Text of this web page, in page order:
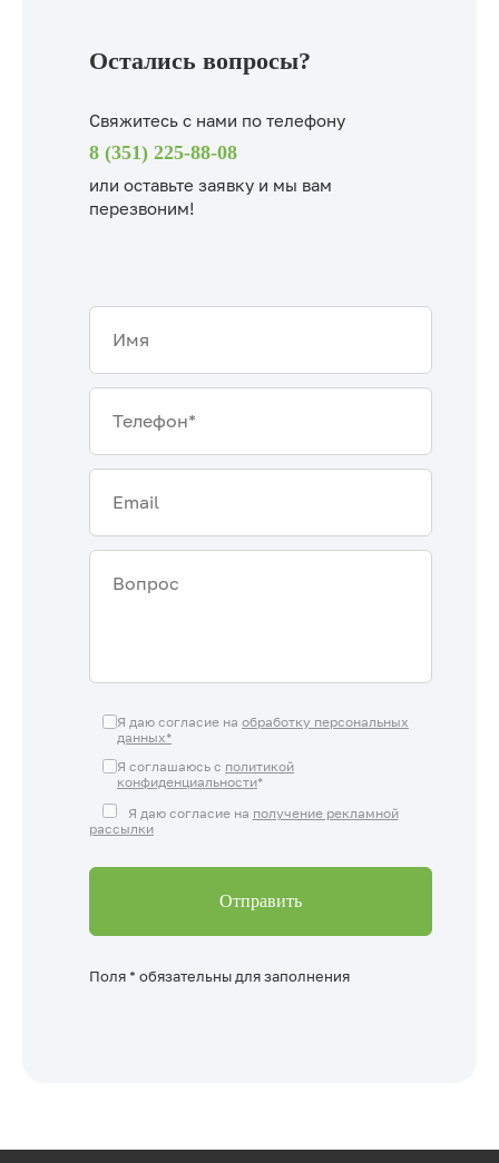
Остались вопросы?
Свяжитесь с нами по телефону
8 (351) 225-88-08
или оставьте заявку и мы вам
перезвоним!
Я даю согласие на обработку персональных
данных*
Я соглашаюсь с политикой
конфиденциальности*
Я даю согласие на получение рекламной
рассылки
Поля * обязательны для заполнения